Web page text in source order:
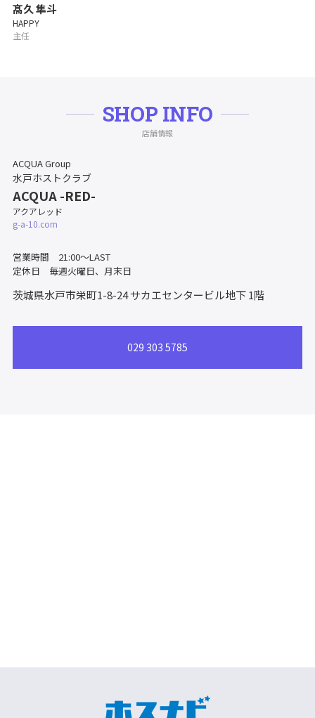
髙久 隼斗
HAPPY
主任
SHOP INFO
店舗情報
ACQUA Group
水戸ホストクラブ
ACQUA -RED-
アクアレッド
g-a-10.com
営業時間 21:00～LAST
定休日 毎週火曜日、月末日
茨城県水戸市栄町1-8-24サカエセンタービル地下 1階
029 303 5785